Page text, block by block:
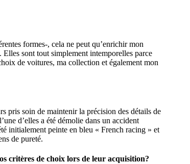
formes-, cela ne peut qu’enrichir mon
Elles sont tout simplement intemporelles parce
de voitures, ma collection et également mon
pris soin de maintenir la précision des détails de
d’elles a été démolie dans un accident
initialement peinte en bleu « French racing » et
de pureté.
critères de choix lors de leur acquisition?